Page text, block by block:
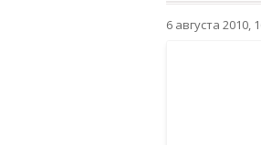
6 августа 2010,